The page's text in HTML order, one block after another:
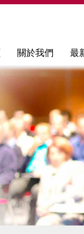
關於我們 最